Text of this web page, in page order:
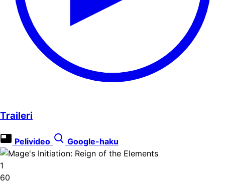
Traileri
Pelivideo Google-haku
1
60